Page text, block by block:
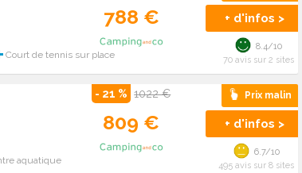
Court de tennis sur place
788 € + d'infos >
8.4/10
70 avis sur 2 sites
aquatique
- 21 % 1022 €
809 €
Prix malin
+ d'infos >
6.7/10
495 avis sur 8 sites